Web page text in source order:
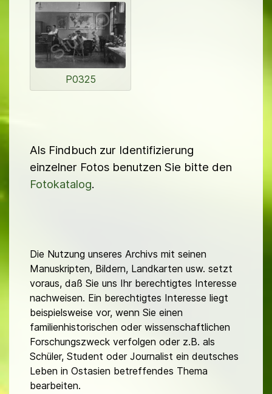
P0325
Als Findbuch zur Identifizierung
einzelner Fotos benutzen Sie bitte den
Fotokatalog.
Die Nutzung unseres Archivs mit seinen
Manuskripten, Bildern, Landkarten usw. setzt
voraus, daß Sie uns Ihr berechtigtes Interesse
nachweisen. Ein berechtigtes Interesse liegt
beispielsweise vor, wenn Sie einen
familienhistorischen oder wissenschaftlichen
Forschungszweck verfolgen oder z.B. als
Schüler, Student oder Journalist ein deutsches
Leben in Ostasien betreffendes Thema
bearbeiten.